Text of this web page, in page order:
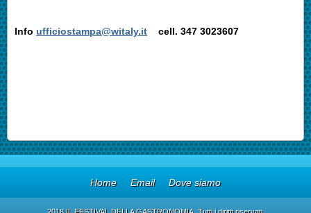
Info ufficiostampa@witaly.it cell. 347 3023607
Home Email Dove siamo